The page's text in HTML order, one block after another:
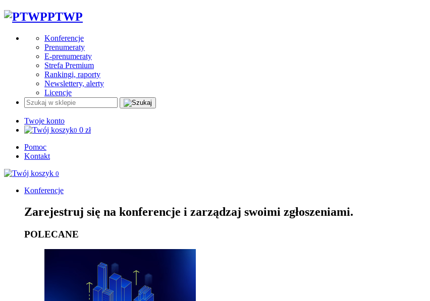
PTWP
Konferencje
Prenumeraty
E-prenumeraty
Strefa Premium
Rankingi, raporty
Newslettery, alerty
Licencje
Twoje konto
0 0 zł
Pomoc
Kontakt
0
Konferencje
Zarejestruj się na konferencje i zarządzaj swoimi zgłoszeniami.
POLECANE